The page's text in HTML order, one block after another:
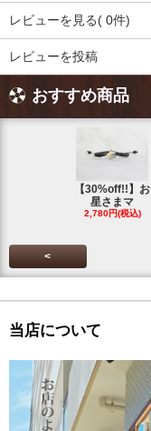
レビューを見る( 0件)
レビューを投稿
おすすめ商品
【30%off!!】お
星さまマ
2,780円(税込)
<
当店について